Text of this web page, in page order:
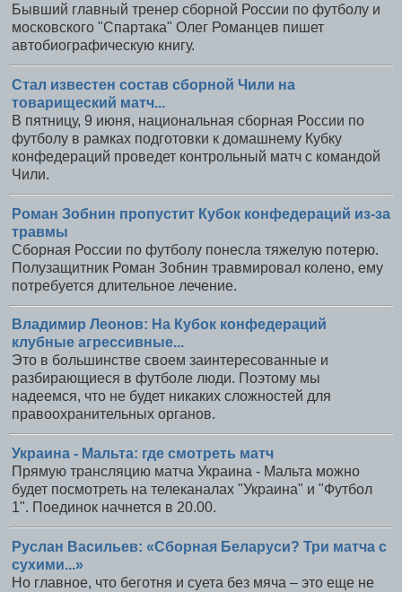
Бывший главный тренер сборной России по футболу и
московского "Спартака" Олег Романцев пишет
автобиографическую книгу.
Стал известен состав сборной Чили на
товарищеский матч...
В пятницу, 9 июня, национальная сборная России по
футболу в рамках подготовки к домашнему Кубку
конфедераций проведет контрольный матч с командой
Чили.
Роман Зобнин пропустит Кубок конфедераций из-за
травмы
Сборная России по футболу понесла тяжелую потерю.
Полузащитник Роман Зобнин травмировал колено, ему
потребуется длительное лечение.
Владимир Леонов: На Кубок конфедераций
клубные агрессивные...
Это в большинстве своем заинтересованные и
разбирающиеся в футболе люди. Поэтому мы
надеемся, что не будет никаких сложностей для
правоохранительных органов.
Украина - Мальта: где смотреть матч
Прямую трансляцию матча Украина - Мальта можно
будет посмотреть на телеканалах "Украина" и "Футбол
1". Поединок начнется в 20.00.
Руслан Васильев: «Сборная Беларуси? Три матча с
сухими...»
Но главное, что беготня и суета без мяча – это еще не